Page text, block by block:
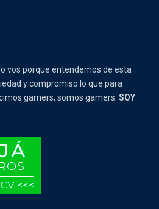
vos porque entendemos de esta
y compromiso lo que para
gamers, somos gamers. SOY